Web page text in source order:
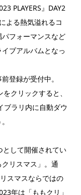
PLAYERS』DAY2
よる熱気溢れるコ
フォーマンスなど
ブアルバムとなっ
登録が受付中。
クリックすると、
ブラリ内に自動ダウ
として開催されてい
リスマス」。通
スマスならではの
年は「ももクリ」